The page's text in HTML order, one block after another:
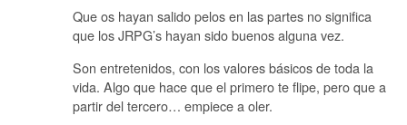
Que os hayan salido pelos en las partes no significa
que los JRPG’s hayan sido buenos alguna vez.
Son entretenidos, con los valores básicos de toda la
vida. Algo que hace que el primero te flipe, pero que a
partir del tercero… empiece a oler.